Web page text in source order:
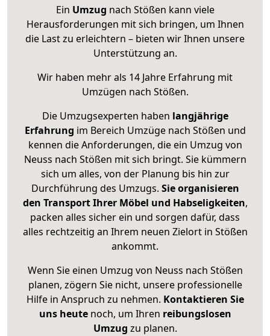
Ein Umzug nach Stößen kann viele
Herausforderungen mit sich bringen, um Ihnen
die Last zu erleichtern – bieten wir Ihnen unsere
Unterstützung an.
Wir haben mehr als 14 Jahre Erfahrung mit
Umzügen nach Stößen.
Die Umzugsexperten haben langjährige
Erfahrung im Bereich Umzüge nach Stößen und
kennen die Anforderungen, die ein Umzug von
Neuss nach Stößen mit sich bringt. Sie kümmern
sich um alles, von der Planung bis hin zur
Durchführung des Umzugs. Sie organisieren
den Transport Ihrer Möbel und Habseligkeiten,
packen alles sicher ein und sorgen dafür, dass
alles rechtzeitig an Ihrem neuen Zielort in Stößen
ankommt.
Wenn Sie einen Umzug von Neuss nach Stößen
planen, zögern Sie nicht, unsere professionelle
Hilfe in Anspruch zu nehmen. Kontaktieren Sie
uns heutenoch, um Ihren reibungslosen
Umzug zu planen.